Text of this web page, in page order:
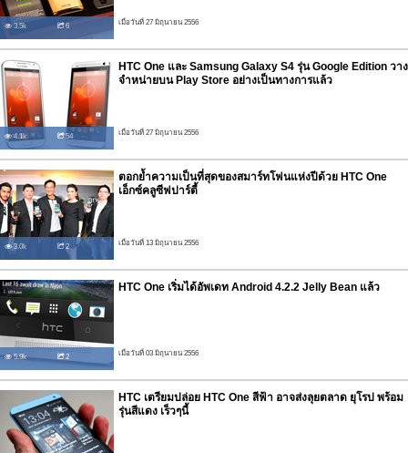
3.5k 6 เมื่อวันที่ 27 มิถุนายน 2556
4.1k 54
HTC One และ Samsung Galaxy S4 รุ่น Google Edition วาง
จำหน่ายบน Play Store อย่างเป็นทางการแล้ว
เมื่อวันที่ 27 มิถุนายน 2556
3.0k 2
ตอกย้ำความเป็นที่สุดของสมาร์ทโฟนแห่งปีด้วย HTC One
เอ็กซ์คลูซีฟปาร์ตี้
เมื่อวันที่ 13 มิถุนายน 2556
5.9k 2
HTC One เริ่มได้อัพเดท Android 4.2.2 Jelly Bean แล้ว
เมื่อวันที่ 03 มิถุนายน 2556
HTC เตรียมปล่อย HTC One สีฟ้า อาจส่งลุยตลาด ยุโรป พร้อม
รุ่นสีแดง เร็วๆนี้